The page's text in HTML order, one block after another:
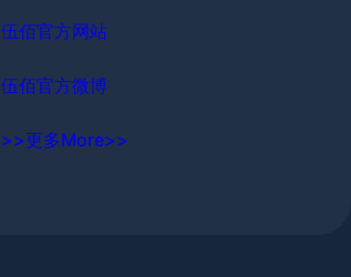
伍佰官方网站
伍佰官方微博
>>更多More>>